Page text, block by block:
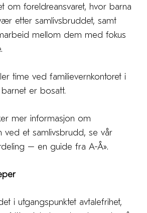
om foreldreansvaret, hvor barna
etter samlivsbruddet, samt
mellom dem med fokus
time ved familievernkontoret i
er bosatt.
mer informasjon om
ved et samlivsbrudd, se vår
– en guide fra A-Å».
i utgangspunktet avtalefrihet,